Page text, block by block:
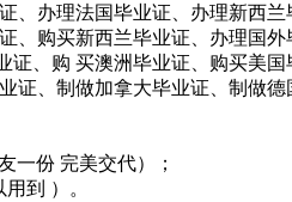
办理法国毕业证、办理新西
购买新西兰毕业证、办理国
、购 买澳洲毕业证、购买美
、制做加拿大毕业证、制做德
一份 完美交代）；
到 ）。